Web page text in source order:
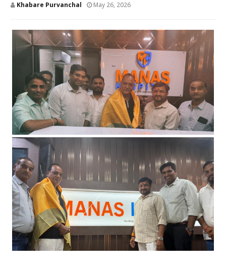
Khabare Purvanchal May 26, 2026